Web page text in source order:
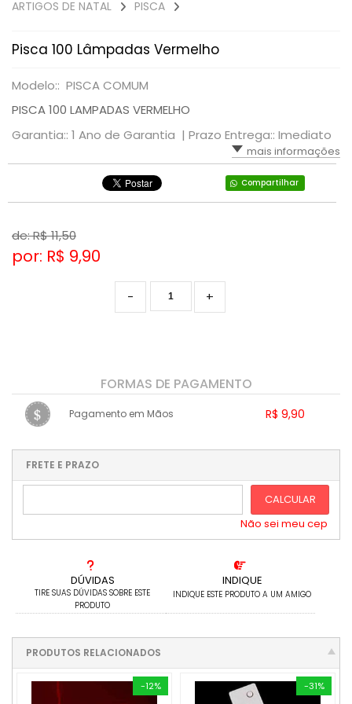
ARTIGOS DE NATAL PISCA
Pisca 100 Lâmpadas Vermelho
Modelo:: PISCA COMUM
PISCA 100 LAMPADAS VERMELHO
Garantia:: 1 Ano de Garantia | Prazo Entrega:: Imediato
mais informações
Compartilhar
DÚVIDAS
TIRE SUAS DÚVIDAS SOBRE ESTE
PRODUTO
INDIQUE
INDIQUE ESTE PRODUTO A UM AMIGO
de: R$11,50
por: R$ 9,90
+
-
FORMAS DE PAGAMENTO
Pagamento em Mãos R$ 9,90
...
....
FRETE E PRAZO
CALCULAR
Não sei meu cep
PRODUTOS RELACIONADOS
-12% -31%